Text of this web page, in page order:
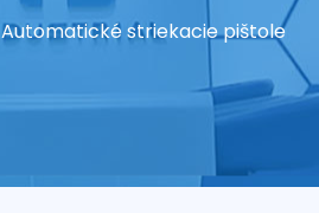
Automatické striekacie pištole